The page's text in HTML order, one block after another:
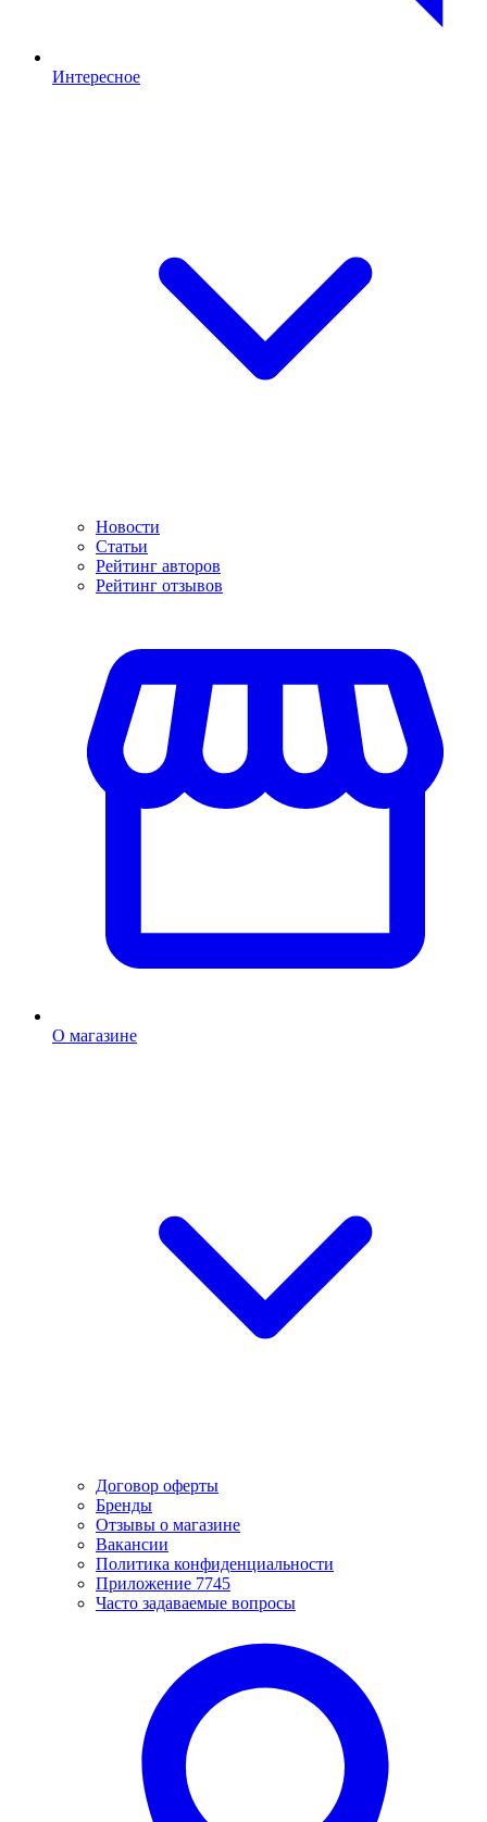
Интересное
Новости
Статьи
Рейтинг авторов
Рейтинг отзывов
О магазине
Договор оферты
Бренды
Отзывы о магазине
Вакансии
Политика конфиденциальности
Приложение 7745
Часто задаваемые вопросы